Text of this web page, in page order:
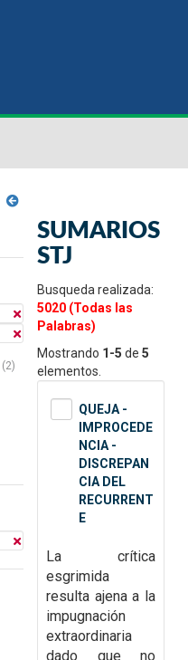
(2)
SUMARIOS
STJ
Busqueda realizada:
5020 (Todas las
Palabras)
Mostrando 1-5 de 5
elementos.
QUEJA -
IMPROCEDE
NCIA -
DISCREPAN
CIA DEL
RECURRENT
E
La crítica
esgrimida
resulta ajena a la
impugnación
extraordinaria
dado que no